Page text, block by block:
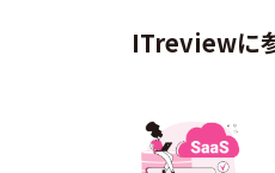
ITreviewに